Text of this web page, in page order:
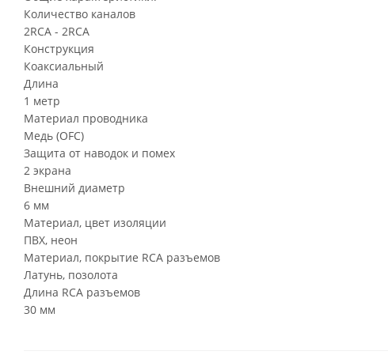
Количество каналов
2RCA - 2RCA
Конструкция
Коаксиальный
Длина
1 метр
Материал проводника
Медь (OFC)
Защита от наводок и помех
2 экрана
Внешний диаметр
6 мм
Материал, цвет изоляции
ПВХ, неон
Материал, покрытие RCA разъемов
Латунь, позолота
Длина RCA разъемов
30 мм